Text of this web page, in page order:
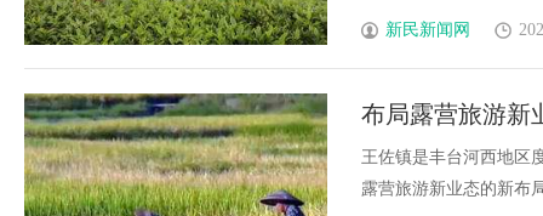
新民新闻网
布局露营旅游新
王佐镇是丰台河西地区
露营旅游新业态的新布